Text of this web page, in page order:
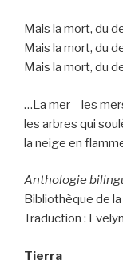
Mais la mort, du
Mais la mort, du
Mais la mort, du
…La mer – les
les arbres qui
la neige en
Anthologie
Bibliothèque de
Traduction :
Tierra